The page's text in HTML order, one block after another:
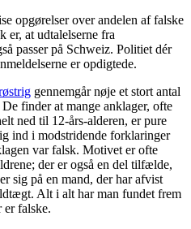
opgørelser over andelen af falske
er, at udtalelserne fra
passer på Schweiz. Politiet dér
er opdigtede.
gennemgår nøje et stort antal
finder at mange anklager, ofte
ned til 12-års-alderen, er pure
ind i modstridende forklaringer
var falsk. Motivet er ofte
der er også en del tilfælde,
sig på en mand, der har afvist
Alt i alt har man fundet frem
er falske.